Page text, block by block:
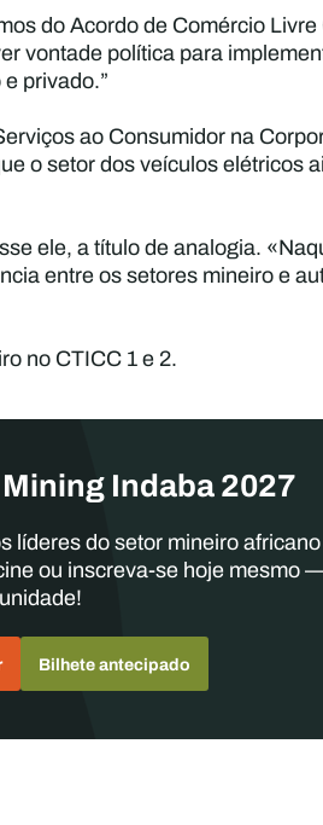
do Acordo de Comércio
vontade política para
privado.”
ao Consumidor na
o setor dos veículos elétricos
ele, a título de analogia.
entre os setores mineiro e
no CTICC 1 e 2.
Indaba 2027
líderes do setor mineiro
ou inscreva-se hoje mesmo
Bilhete antecipado